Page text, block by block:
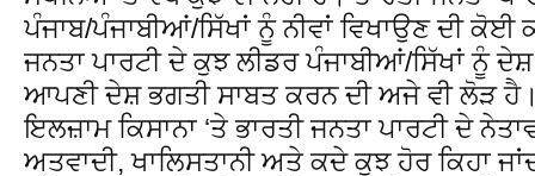
ਪੰਜਾਬ/ਪੰਜਾਬੀਆਂ/ਸਿੱਖਾਂ ਨੂੰ ਨੀਵਾਂ ਵਿਖਾਉਣ ਦੀ ਕੋਈ
ਜਨਤਾ ਪਾਰਟੀ ਦੇ ਕੁਝ ਲੀਡਰ ਪੰਜਾਬੀਆਂ/ਸਿੱਖਾਂ ਨੂੰ
ਆਪਣੀ ਦੇਸ਼ ਭਗਤੀ ਸਾਬਤ ਕਰਨ ਦੀ ਅਜੇ ਵੀ ਲੋੜ
ਇਲਜ਼ਾਮ ਕਿਸਾਨਾ ‘ਤੇ ਭਾਰਤੀ ਜਨਤਾ ਪਾਰਟੀ ਦੇ
ਅਤਵਾਦੀ, ਖਾਲਿਸਤਾਨੀ ਅਤੇ ਕਦੇ ਕੁਝ ਹੋਰ ਕਿਹਾ